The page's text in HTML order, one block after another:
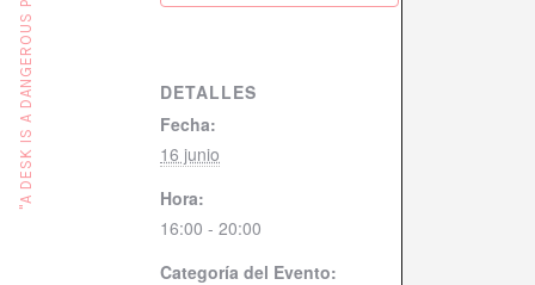
DETALLES
Fecha:
16 junio
Hora:
16:00 - 20:00
Categoría del Evento: